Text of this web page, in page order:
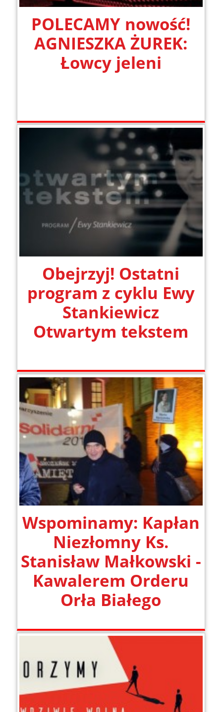
POLECAMY nowość!
AGNIESZKA ŻUREK:
Łowcy jeleni
Obejrzyj! Ostatni
program z cyklu Ewy
Stankiewicz
Otwartym tekstem
Wspominamy: Kapłan
Niezłomny Ks.
Stanisław Małkowski -
Kawalerem Orderu
Orła Białego